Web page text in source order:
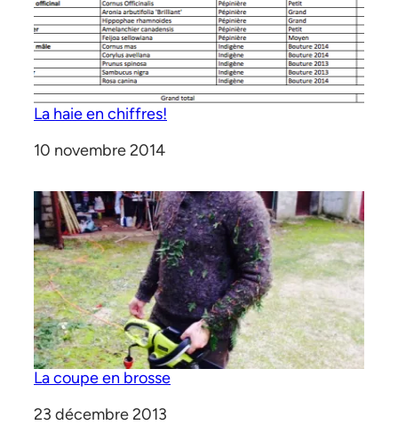
La haie en chiffres!
Date
10 novembre 2014
La coupe en brosse
Date
23 décembre 2013